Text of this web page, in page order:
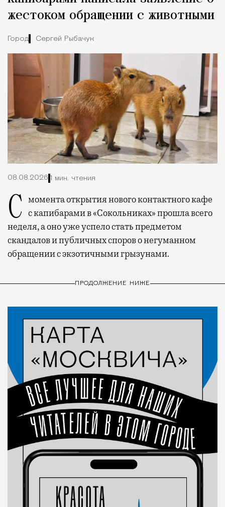
жестоком обращении с животными
Город Сергей Рыбачук
08.08.2026 1 мин. чтения
С момента открытия нового контактного кафе с капибарами в «Сокольниках» прошла всего
неделя, а оно уже успело стать предметом
скандалов и публичных споров о негуманном
обращении с экзотичными грызунами.
ПРОДОЛЖЕНИЕ НИЖЕ